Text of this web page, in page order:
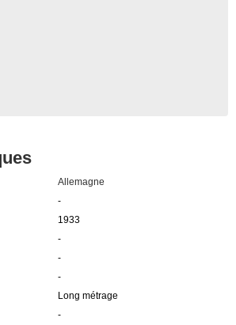
Allemagne
-
1933
-
-
-
Long métrage
-